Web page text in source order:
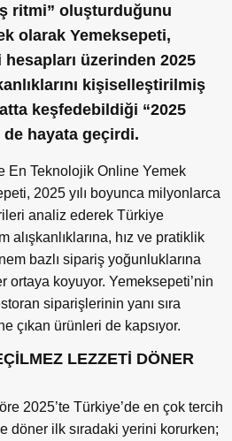
ş ritmi” oluşturduğunu
olarak Yemeksepeti,
hesapları üzerinden 2025
ıklarını kişiselleştirilmiş
keşfedebildiği “2025
de hayata geçirdi.
En Teknolojik Online Yemek
2025 yı ı boyunca milyonlarca
analiz ederek Türkiye
al ışkanl ıklarına, hız ve pratiklik
nem bazl ı sipariş yoğunluklarına
ortaya koyuyor. Yemeksepeti’nin
sipariş lerinin yanı sıra
çıkan ürünleri de kapsıyor.
LEZZETİ DÖNER
öre 2025’te Türkiye’de en çok tercih
döner ilk sıradaki yerini korurken;